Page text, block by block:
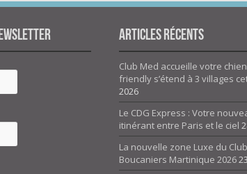
Articles Récents
Club Med accueille votre
friendly s’étend à 3 villages
2026
Le CDG Express : Votre
itinérant entre Paris et le ciel
La nouvelle zone Luxe du
Boucaniers Martinique 2026